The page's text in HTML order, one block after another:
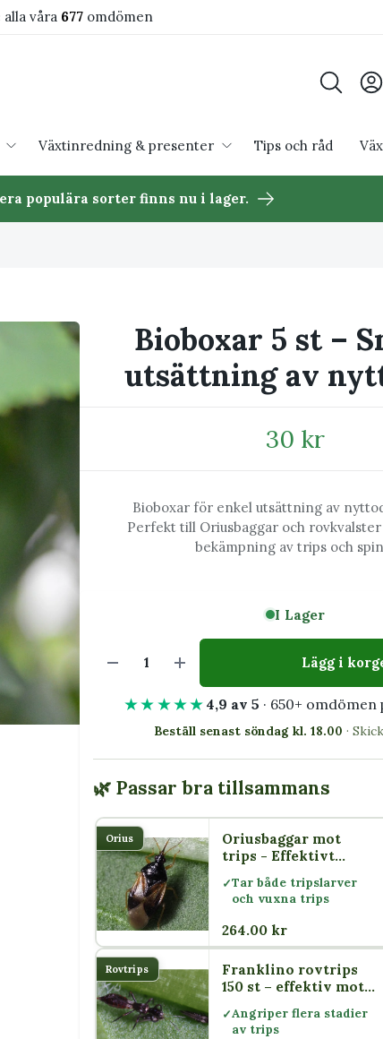
alla våra 677omdömen
Växtinredning & presenter Tips och råd
populära sorter finns nu i lager.
Bioboxar 5 st –
utsättning av
30 kr
Bioboxar för enkel utsättning av
Perfekt till Oriusbaggar och
bekämpning av trips och
I Lager
Lägg i
★★★★★ 4,9 av 5 · 650+ omdömen
Beställ senast söndag kl. 18.00 ·
🌿 Passar bra tillsammans
Orius
Oriusbaggar mot
trips - Effektivt
Tar både tripslarver
och vuxna trips
264.00 kr
Rovtrips
Franklino rovtrips
150 st – effektiv mot
Angriper flera stadier
av trips